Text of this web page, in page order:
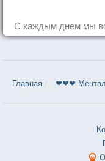
С каждым днем мы
Главная ❤❤❤